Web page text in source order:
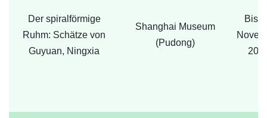
Der spiralförmige
Ruhm: Schätze von
Guyuan, Ningxia
Shanghai Museum
(Pudong)
Bis